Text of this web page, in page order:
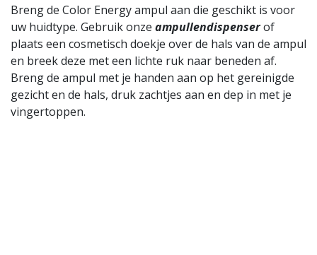
Breng de Color Energy ampul aan die geschikt is voor
uw huidtype. Gebruik onze ampullendispenserof
plaats een cosmetisch doekje over de hals van de ampul
en breek deze met een lichte ruk naar beneden af.
Breng de ampul met je handen aan op het gereinigde
gezicht en de hals, druk zachtjes aan en dep in met je
vingertoppen.